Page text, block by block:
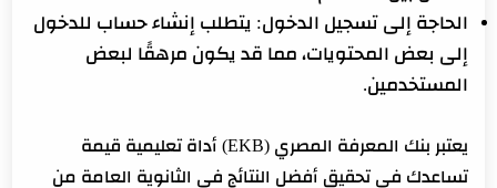
الحاجة إلى تسجيل الدخول: يتطلب إنشاء حساب للدخول
إلى بعض المحتويات، مما قد يكون مرهقًا لبعض
المستخدمين.
يعتبر بنك المعرفة المصري (EKB) أداة تعليمية قيمة
تساعدك في تحقيق أفضل النتائج في الثانوية العامة من